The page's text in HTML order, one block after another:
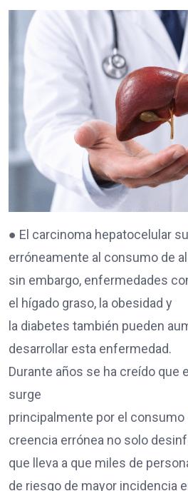
● El carcinoma hepatocelular
erróneamente al consumo de
sin embargo, enfermedades
el hígado graso, la obesidad y
la diabetes también pueden
desarrollar esta enfermedad.
Durante años se ha creído que
surge
principalmente por el consumo
creencia errónea no solo
que lleva a que miles de
de riesgo de mayor incidencia